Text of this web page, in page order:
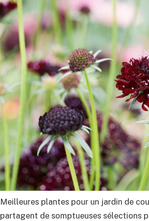
Meilleures plantes pour un jardin de
partagent de somptueuses sélections